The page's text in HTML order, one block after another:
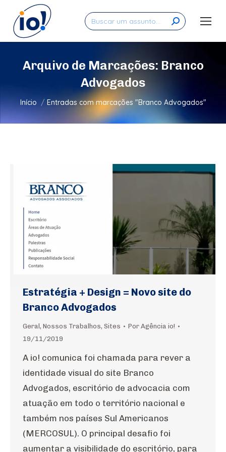
Search:
Arquivo de Marcações: Branco
Advogados
Você está aqui:
Início Entradas com marcações "Branco Advogados"
Estratégia + Design = Novo site do
Branco Advogados
Geral , Nossos Trabalhos, Sites Por Agência io!
19/11/2019
A io! comunica foi chamada para rever a
identidade visual do site Branco
Advogados, escritório de advocacia com
atuação em todo o território nacional e
também nos países Sul Americanos
(MERCOSUL). O principal desafio foi
aumentar a visibilidade do escritório, para